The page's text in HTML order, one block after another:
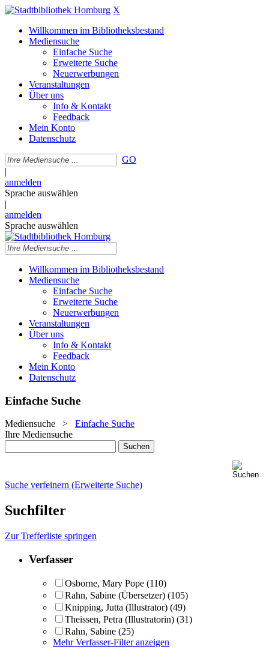
X
Willkommen im Bibliotheksbestand
Mediensuche
Einfache Suche
Erweiterte Suche
Neuerwerbungen
Veranstaltungen
Über uns
Info & Kontakt
Feedback
Mein Konto
Datenschutz
GO
|
anmelden
Sprache auswählen
|
anmelden
Sprache auswählen
Willkommen im Bibliotheksbestand
Mediensuche
Einfache Suche
Erweiterte Suche
Neuerwerbungen
Veranstaltungen
Über uns
Info & Kontakt
Feedback
Mein Konto
Datenschutz
Einfache Suche
Mediensuche > Einfache Suche
Ihre Mediensuche
Suche verfeinern (Erweiterte Suche)
Suchfilter
Zur Trefferliste springen
Verfasser
Osborne, Mary Pope (110)
Rahn, Sabine (Übersetzer) (105)
Knipping, Jutta (Illustrator) (49)
Theissen, Petra (Illustratorin) (31)
Rahn, Sabine (25)
Mehr Verfasser-Filter anzeigen